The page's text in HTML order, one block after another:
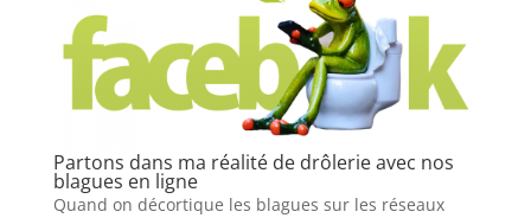
Partons dans ma réalité de drôlerie avec nos
blagues en ligne
Quand on décortique les blagues sur les réseaux